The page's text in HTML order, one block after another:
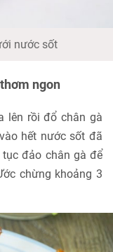
nước sốt
ngon
lên rồi đổ chân gà
hết nước sốt đã
đảo chân gà để
chừng khoảng 3